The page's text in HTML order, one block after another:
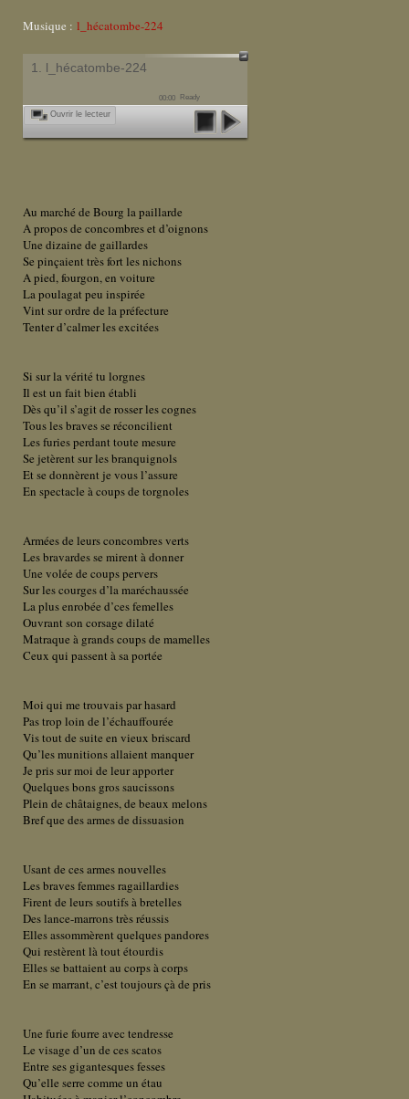
Musique : l_hécatombe-224
1. l_hécatombe-224
00:00 Ready
Ouvrir le lecteur
Au marché de Bourg la paillarde
A propos de concombres et d’oignons
Une dizaine de gaillardes
Se pinçaient très fort les nichons
A pied, fourgon, en voiture
La poulagat peu inspirée
Vint sur ordre de la préfecture
Tenter d’calmer les excitées
Si sur la vérité tu lorgnes
Il est un fait bien établi
Dès qu’il s’agit de rosser les cognes
Tous les braves se réconcilient
Les furies perdant toute mesure
Se jetèrent sur les branquignols
Et se donnèrent je vous l’assure
En spectacle à coups de torgnoles
Armées de leurs concombres verts
Les bravardes se mirent à donner
Une volée de coups pervers
Sur les courges d’la maréchaussée
La plus enrobée d’ces femelles
Ouvrant son corsage dilaté
Matraque à grands coups de mamelles
Ceux qui passent à sa portée
Moi qui me trouvais par hasard
Pas trop loin de l’échauffourée
Vis tout de suite en vieux briscard
Qu’les munitions allaient manquer
Je pris sur moi de leur apporter
Quelques bons gros saucissons
Plein de châtaignes, de beaux melons
Bref que des armes de dissuasion
Usant de ces armes nouvelles
Les braves femmes ragaillardies
Firent de leurs soutifs à bretelles
Des lance-marrons très réussis
Elles assommèrent quelques pandores
Qui restèrent là tout étourdis
Elles se battaient au corps à corps
En se marrant, c’est toujours çà de pris
Une furie fourre avec tendresse
Le visage d’un de ces scatos
Entre ses gigantesques fesses
Qu’elle serre comme un étau